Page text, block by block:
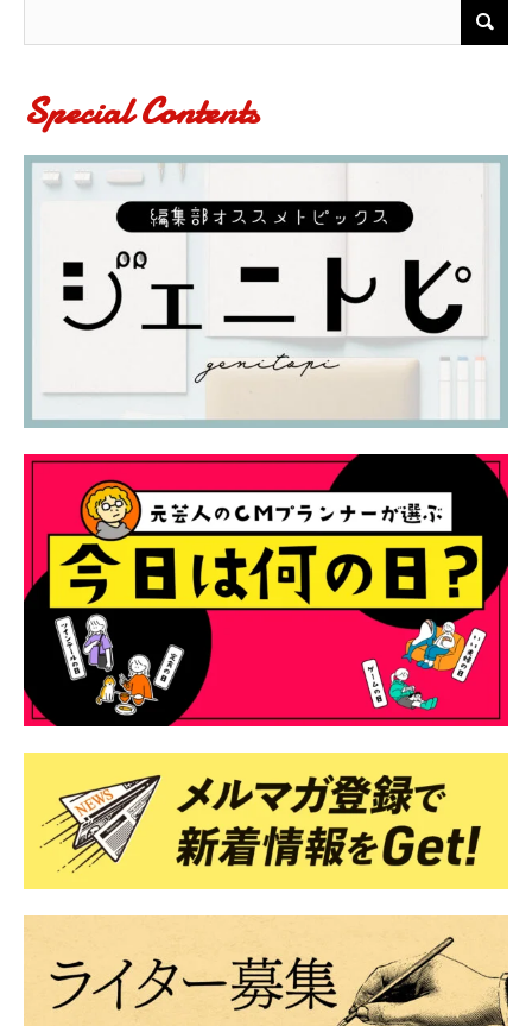
Special Contents